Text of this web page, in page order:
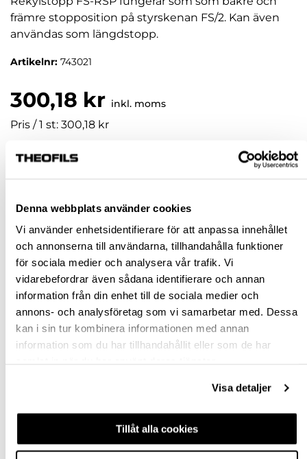
Denna webbplats använder cookies
Vi använder enhetsidentifierare för att anpassa innehållet
och annonserna till användarna, tillhandahålla funktioner
för sociala medier och analysera vår trafik. Vi
vidarebefordrar även sådana identifierare och annan
information från din enhet till de sociala medier och
annons- och analysföretag som vi samarbetar med. Dessa
kan i sin tur kombinera informationen med annan
information som du har tillhandahållit eller som de har
Visa detaljer
Tillåt alla cookies
främre stopposition på styrskenan FS/2. Kan även
användas som längdstopp.
Artikelnr: 743021
300,18 kr inkl. moms
Pris / 1 st: 300,18 kr
st
Tillfälligt slut i lager online
Jönköping butik Slut i lager
Malmö butik Finns i lager
Snabba leveranser
Hämta i butik
BESKRIVNING
SPECIFIKATION